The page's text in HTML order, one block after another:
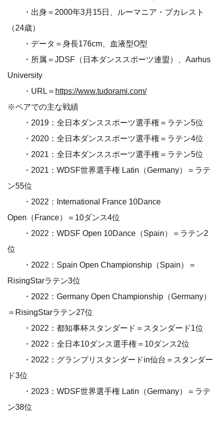
・出身＝2000年3月15日、ルーマニア・ブカレスト
（24歳）
・データ＝身長176cm、血液型O型
・所属＝JDSF（日本ダンススポーツ連盟）、Aarhus
University
・URL＝ https://www.tudorami.com/
※ペアでの主な戦績
・2019：全日本ダンススポーツ選手権＝ラテン5位
・2020：全日本ダンススポーツ選手権＝ラテン4位
・2021：全日本ダンススポーツ選手権＝ラテン5位
・2021：WDSF世界選手権 Latin（Germany）＝ラテ
ン55位
・2022：International France 10Dance
Open（France）＝10ダンス4位
・2022：WDSF Open 10Dance（Spain）＝ラテン2
位
・2022：Spain Open Championship（Spain）＝
RisingStarラテン3位
・2022：Germany Open Championship（Germany）
＝RisingStarラテン27位
・2022：都知事杯スタンダード＝スタンダード1位
・2022：全日本10ダンス選手権＝10ダンス2位
・2022：グランプリスタンダードin仙台＝スタンダー
ド3位
・2023：WDSF世界選手権 Latin（Germany）＝ラテ
ン38位